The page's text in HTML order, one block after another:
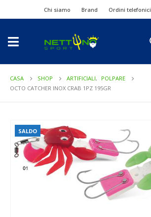
Chi siamo Brand Ordini telefonici
CASA SHOP ARTIFICIALI,
POLPARE
OCTO CATCHER INOX CRAB 1PZ 195GR
SALDO